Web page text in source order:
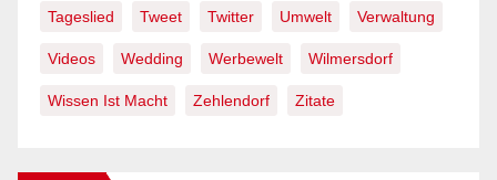
Tageslied Tweet Twitter Umwelt Verwaltung
Videos Wedding Werbewelt Wilmersdorf
Wissen Ist Macht Zehlendorf Zitate